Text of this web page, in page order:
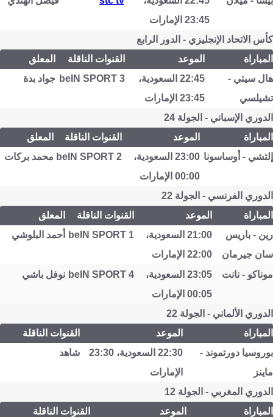
23:45 الإمارات
كأس الاتحاد الإنجليزي - الدور الرابع
المباراة
الموعد القنوات الناقلة
المعلق
هال سيتي -
تشيلسي
22:45 السعودية،
23:45 الإمارات
beIN SPORT 3 جواد بدة
الدوري الإسباني - الجولة 24
المباراة
الموعد القنوات الناقلة
المعلق
إلتشي - أوساسونا
23:00 السعودية،
00:00 الإمارات
beIN SPORT 2 محمد بركات
الدوري الفرنسي - الجولة 22
المباراة
الموعد القنوات الناقلة
المعلق
رين - باريس
سان جيرمان
21:00 السعودية،
22:00 الإمارات
beIN SPORT 1 أحمد البلوشي
موناكو - نانت
23:05 السعودية،
00:05 الإمارات
beIN SPORT 4 نوفل باشي
الدوري الألماني - الجولة 22
المباراة
الموعد
القنوات الناقلة
بوروسيا دورتموند -
ماينز
22:30 السعودية، 23:30
الإمارات
شاهد
الدوري المغربي - الجولة 12
المباراة
الموعد
القنوات الناقلة